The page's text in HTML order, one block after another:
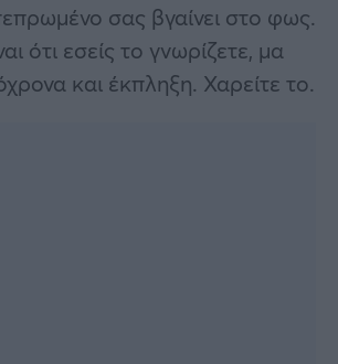
σας βγαίνει στο φως.
ότι εσείς το γνωρίζετε, μα
και έκπληξη. Χαρείτε το.